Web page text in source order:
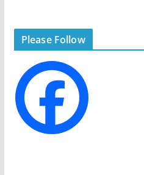
r
e
s
Please Follow